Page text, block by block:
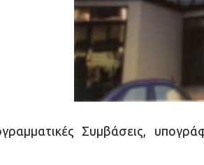
Συμβάσεις,